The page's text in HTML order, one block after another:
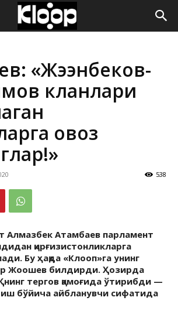
«Жээнбеков-
кланлари
овоз
538
Алмазбек Атамбаев парламент
қирғизистонликларга
Бу ҳақда «Клооп»га унинг
Жоошев билдирди. Ҳозирда
тергов қамоғида ўтирибди —
бўйича айбланувчи сифатида